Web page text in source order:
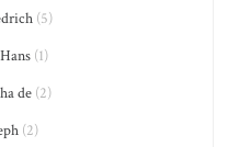
(5)
(1)
de (2)
(2)